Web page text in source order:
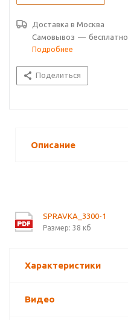
Доставка в Москва
Самовывоз — бесплатно
Подробнее
Поделиться
Описание
SPRAVKA_3300-1
Размер: 38 кб
Характеристики
Видео